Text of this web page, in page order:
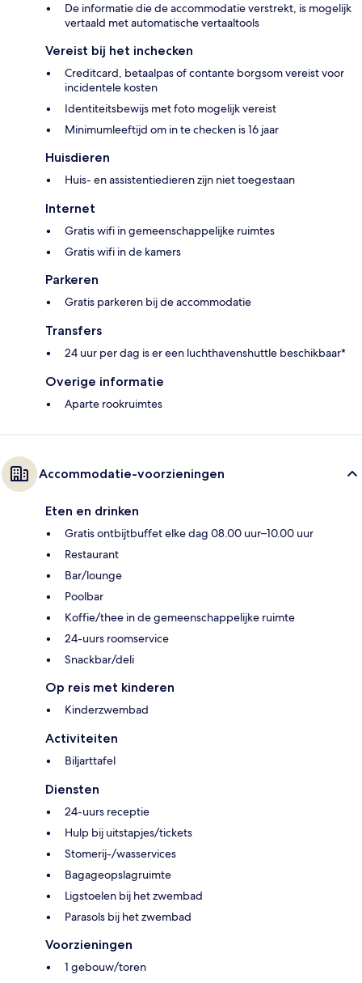
De informatie die de accommodatie verstrekt, is mogelijk
vertaald met automatische vertaaltools
Vereist bij het inchecken
Creditcard, betaalpas of contante borgsom vereist voor
incidentele kosten
Identiteitsbewijs met foto mogelijk vereist
Minimumleeftijd om in te checken is 16 jaar
Huisdieren
Huis- en assistentiedieren zijn niet toegestaan
Internet
Gratis wifi in gemeenschappelijke ruimtes
Gratis wifi in de kamers
Parkeren
Gratis parkeren bij de accommodatie
Transfers
24 uur per dag is er een luchthavenshuttle beschikbaar*
Overige informatie
Aparte rookruimtes
Accommodatie-voorzieningen
Eten en drinken
Gratis ontbijtbuffet elke dag 08.00 uur–10.00 uur
Restaurant
Bar/lounge
Poolbar
Koffie/thee in de gemeenschappelijke ruimte
24-uurs roomservice
Snackbar/deli
Op reis met kinderen
Kinderzwembad
Activiteiten
Biljarttafel
Diensten
24-uurs receptie
Hulp bij uitstapjes/tickets
Stomerij-/wasservices
Bagageopslagruimte
Ligstoelen bij het zwembad
Parasols bij het zwembad
Voorzieningen
1 gebouw/toren